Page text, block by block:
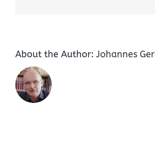
About the Author: Johannes